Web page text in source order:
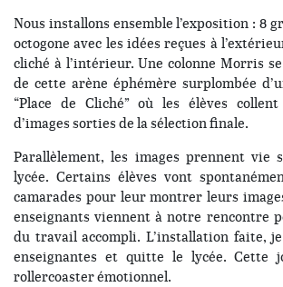
Nous installons ensemble l’exposition : 8
octogone avec les idées reçues à
cliché à l’intérieur. Une colonne Morris
de cette arène éphémère surplombée
“Place de Cliché” où les élèves
d’images sorties de la sélection finale.
Parallèlement, les images prennent vie
lycée. Certains élèves vont
camarades pour leur montrer leurs
enseignants viennent à notre rencontre
du travail accompli. L’installation faite,
enseignantes et quitte le lycée. Cette
rollercoaster émotionnel.